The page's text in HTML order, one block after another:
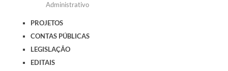
Administrativo
PROJETOS
CONTAS PÚBLICAS
LEGISLAÇÃO
EDITAIS